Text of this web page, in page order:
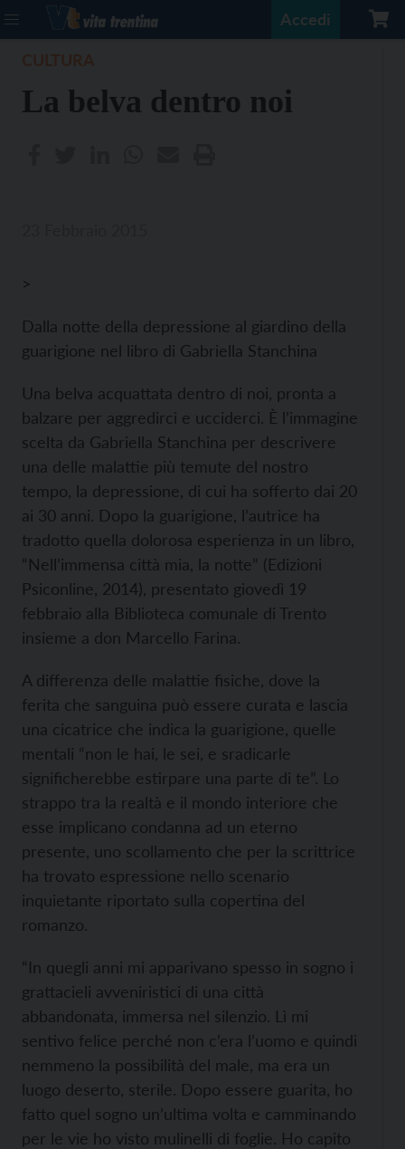
Accedi
La belva dentro noi
>
Dalla notte della depressione al giardino della
guarigione nel libro di Gabriella Stanchina
Una belva acquattata dentro di noi, pronta a
balzare per aggredirci e ucciderci. È l’immagine
scelta da Gabriella Stanchina per descrivere
una delle malattie più temute del nostro
tempo, la depressione, di cui ha sofferto dai 20
ai 30 anni. Dopo la guarigione, l’autrice ha
tradotto quella dolorosa esperienza in un libro,
“Nell’immensa città mia, la notte” (Edizioni
Psiconline, 2014), presentato giovedì 19
febbraio alla Biblioteca comunale di Trento
insieme a don Marcello Farina.
A differenza delle malattie fisiche, dove la
ferita che sanguina può essere curata e lascia
una cicatrice che indica la guarigione, quelle
mentali “non le hai, le sei, e sradicarle
significherebbe estirpare una parte di te”. Lo
strappo tra la realtà e il mondo interiore che
esse implicano condanna ad un eterno
presente, uno scollamento che per la scrittrice
ha trovato espressione nello scenario
inquietante riportato sulla copertina del
romanzo.
“In quegli anni mi apparivano spesso in sogno i
grattacieli avveniristici di una città
abbandonata, immersa nel silenzio. Lì mi
sentivo felice perché non c’era l’uomo e quindi
nemmeno la possibilità del male, ma era un
luogo deserto, sterile. Dopo essere guarita, ho
fatto quel sogno un’ultima volta e camminando
per le vie ho visto mulinelli di foglie. Ho capito